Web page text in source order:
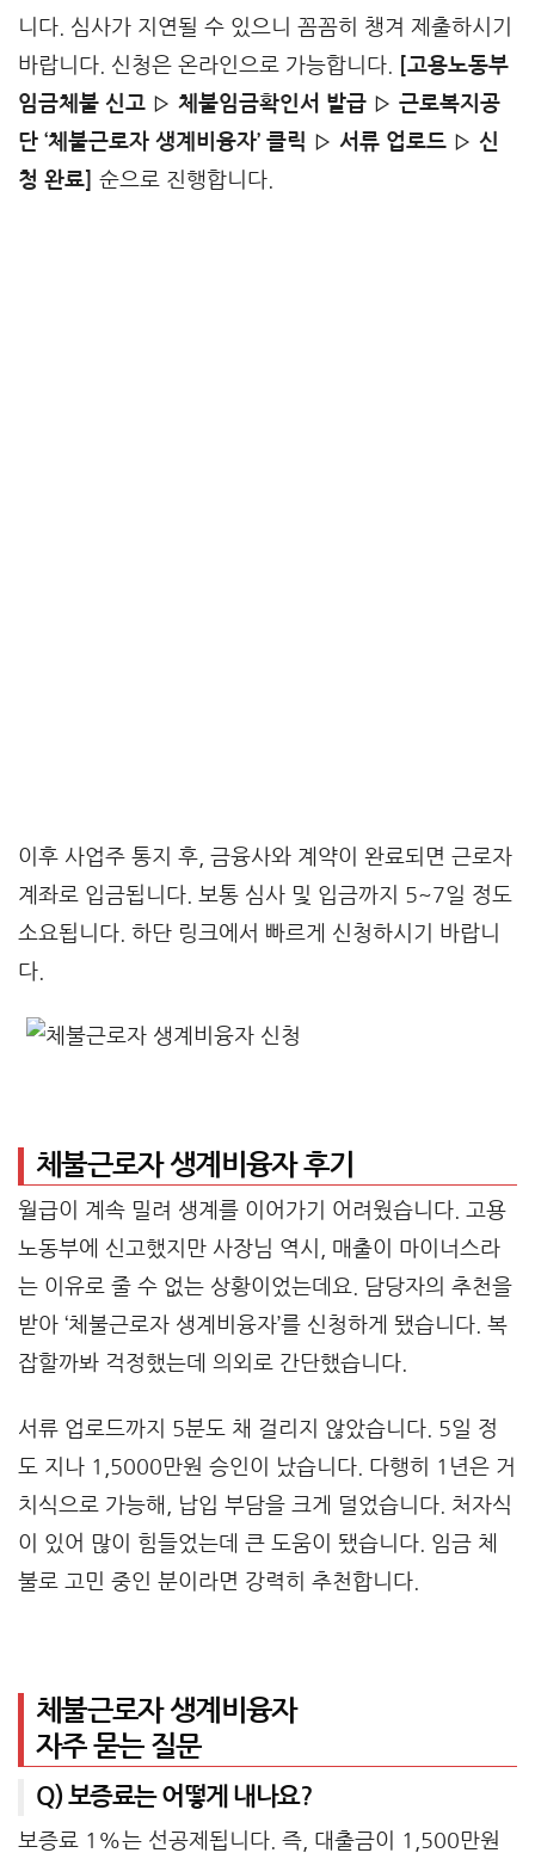
니다. 심사가 지연될 수 있으니 꼼꼼히 챙겨 제출하시기
바랍니다. 신청은 온라인으로 가능합니다.
[고용노동부
임금체불 신고 ▷ 체불임금확인서 발급 ▷ 근로복지공
단 ‘체불근로자 생계비융자’ 클릭 ▷ 서류 업로드 ▷ 신
청 완료]
순으로 진행합니다.
이후 사업주 통지 후, 금융사와 계약이 완료되면 근로자
계좌로 입금됩니다. 보통 심사 및 입금까지 5~7일 정도
소요됩니다. 하단 링크에서 빠르게 신청하시기 바랍니
다.
체불근로자 생계비융자 후기
월급이 계속 밀려 생계를 이어가기 어려웠습니다. 고용
노동부에 신고했지만 사장님 역시, 매출이 마이너스라
는 이유로 줄 수 없는 상황이었는데요. 담당자의 추천을
받아 ‘체불근로자 생계비융자’를 신청하게 됐습니다. 복
잡할까봐 걱정했는데 의외로 간단했습니다.
서류 업로드까지 5분도 채 걸리지 않았습니다. 5일 정
도 지나 1,5000만원 승인이 났습니다. 다행히 1년은 거
치식으로 가능해, 납입 부담을 크게 덜었습니다. 처자식
이 있어 많이 힘들었는데 큰 도움이 됐습니다. 임금 체
불로 고민 중인 분이라면 강력히 추천합니다.
체불근로자 생계비융자
자주 묻는 질문
Q) 보증료는 어떻게 내나요?
보증료 1%는 선공제됩니다. 즉, 대출금이 1,500만원